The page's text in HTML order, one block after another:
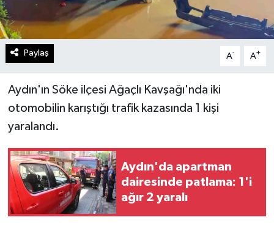
Paylaş A- A+
Aydın'ın Söke ilçesi Ağaçlı Kavşağı'nda iki
otomobilin karıştığı trafik kazasında 1 kişi
yaralandı.
Aydın'da apartman
dairesinde patlama: 1'i
ağır 2 yaralı